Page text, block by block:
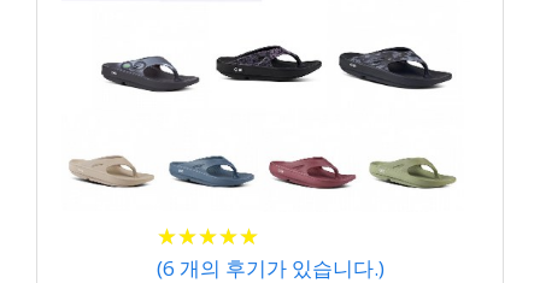
★★★★★
★★★★★
(6 개의 후기가 있습니다.)